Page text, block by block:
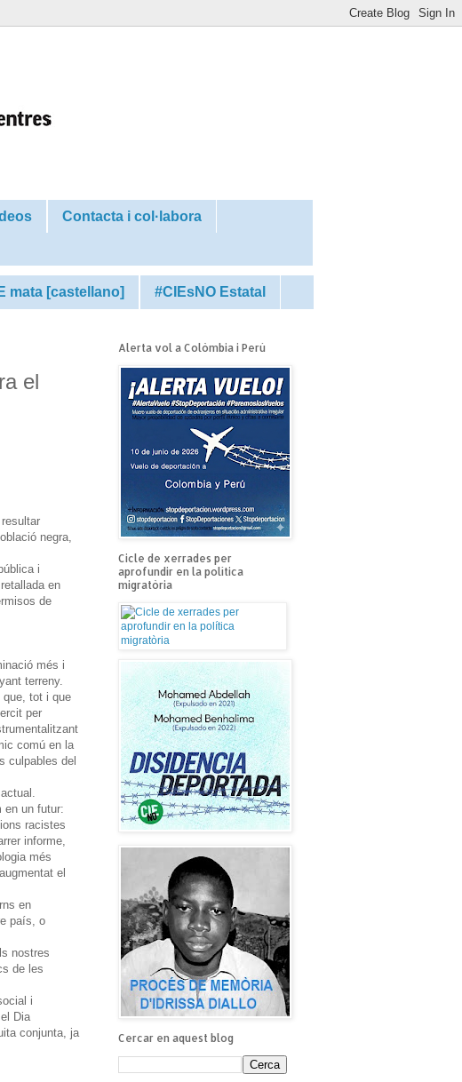
Contacta i col·labora
mata [castellano] #CIEsNO Estatal
el
negra,
i
en
de
més i
terreny.
que, tot i que
per
comú en la
culpables del
en un futur:
racistes
informe,
més
el
en
país, o
nostres
de les
i
Dia
conjunta, ja
Alerta vol a Colòmbia i Perú
Cicle de xerrades per
aprofundir en la política
migratòria
Cercar en aquest blog